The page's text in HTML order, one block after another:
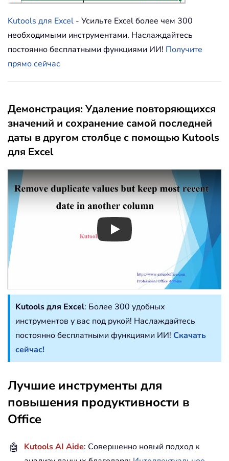
Kutools для Excel - Усильте Excel более чем 300
необходимыми инструментами. Наслаждайтесь
постоянно бесплатными функциями ИИ! Получите
прямо сейчас
Демонстрация: Удаление повторяющихся
значений и сохранение самой последней
даты в другом столбце с помощью Kutools
для Excel
Play
Kutools для Excel: Более 300 удобных
инструментов у вас под рукой! Наслаждайтесь
постоянно бесплатными функциями ИИ! Скачать
сейчас!
Лучшие инструменты для
повышения продуктивности в
Office
🤖 Kutools AI Aide: Совершенно новый подход к